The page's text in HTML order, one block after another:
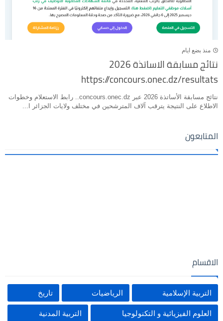
منذ بضع ايام
نتائج مسابقة الاساتذة 2026
https://concours.onec.dz/resultats
نتائج مسابقة الأساتذة 2026 عبر concours.onec.dz.. رابط الاستعلام وخطوات
الاطلاع على النتيجة يترقب آلاف المترشحين في مختلف ولايات الجزائر ا...
المتابعون
الاقسام
التربية الإسلامية الرياضيات تاريخ
العلوم الفيزيائية و التكنولوجيا التربية المدنية